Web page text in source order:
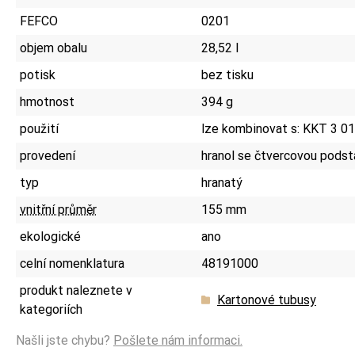
FEFCO
0201
objem obalu
28,52 l
potisk
bez tisku
hmotnost
394 g
použití
lze kombinovat s: KKT 3
provedení
hranol se čtvercovou
typ
hranatý
vnitřní průměr
155 mm
ekologické
ano
celní nomenklatura
48191000
produkt naleznete v
kategoriích
Kartonové tubusy
Našli jste chybu? Pošlete nám informaci.